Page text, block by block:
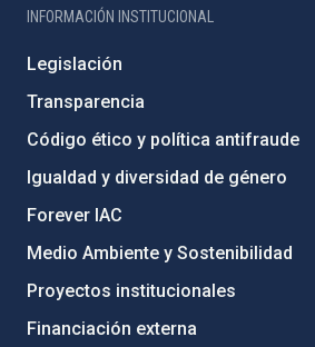
INFORMACIÓN INSTITUCIONAL
Legislación
Transparencia
Código ético y política antifraude
Igualdad y diversidad de género
Forever IAC
Medio Ambiente y Sostenibilidad
Proyectos institucionales
Financiación externa